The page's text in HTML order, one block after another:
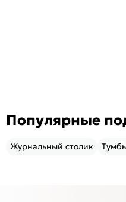
Популярные
Журнальный столик